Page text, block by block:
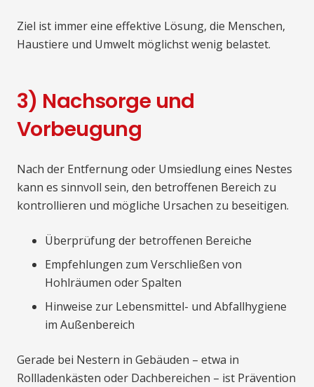
Ziel ist immer eine effektive Lösung, die Menschen,
Haustiere und Umwelt möglichst wenig belastet.
3) Nachsorge und
Vorbeugung
Nach der Entfernung oder Umsiedlung eines Nestes
kann es sinnvoll sein, den betroffenen Bereich zu
kontrollieren und mögliche Ursachen zu beseitigen.
Überprüfung der betroffenen Bereiche
Empfehlungen zum Verschließen von
Hohlräumen oder Spalten
Hinweise zur Lebensmittel- und Abfallhygiene
im Außenbereich
Gerade bei Nestern in Gebäuden – etwa in
Rollladenkästen oder Dachbereichen – ist Prävention